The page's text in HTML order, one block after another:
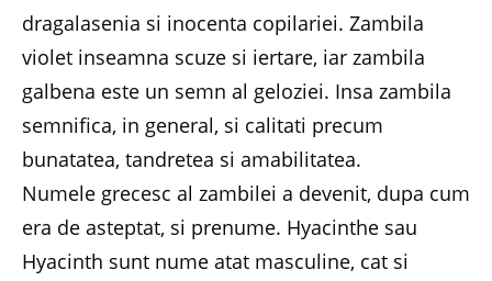
dragalasenia si inocenta copilariei. Zambila
violet inseamna scuze si iertare, iar zambila
galbena este un semn al geloziei. Insa zambila
semnifica, in general, si calitati precum
bunatatea, tandretea si amabilitatea.
Numele grecesc al zambilei a devenit, dupa cum
era de asteptat, si prenume. Hyacinthe sau
Hyacinth sunt nume atat masculine, cat si